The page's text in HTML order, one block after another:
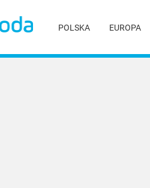
POLSKA EUROPA